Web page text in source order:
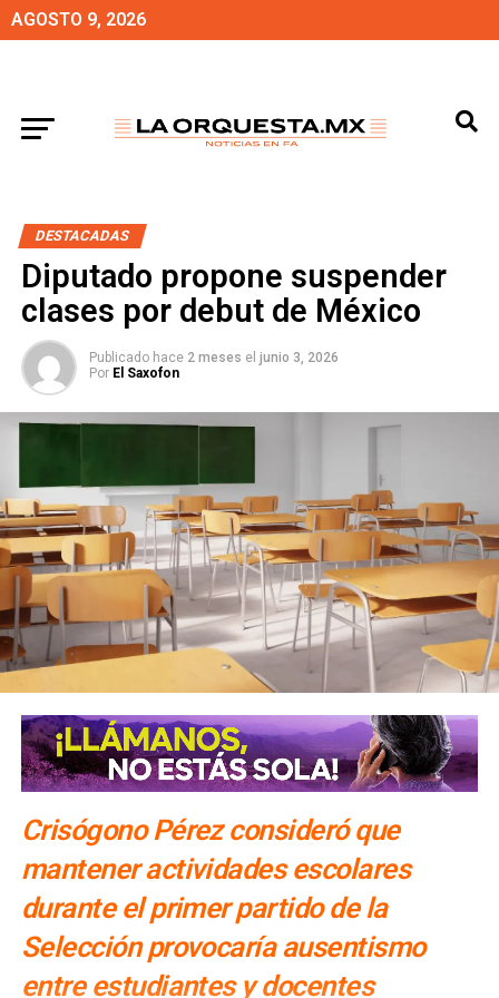
AGOSTO 9, 2026
DESTACADAS
Diputado propone suspender
clases por debut de México
Publicado hace 2 meses el junio 3, 2026
Por El Saxofon
Crisógono Pérez consideró que
mantener actividades escolares
durante el primer partido de la
Selección provocaría ausentismo
entre estudiantes y docentes